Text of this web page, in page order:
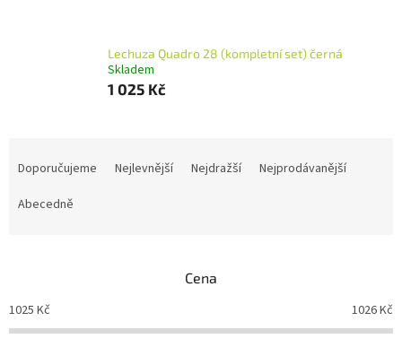
Lechuza Quadro 28 (kompletní set) černá
Skladem
1 025 Kč
o
d
Doporučujeme Nejlevnější Nejdražší
Nejprodávanější
Abecedně
Cena
1025 Kč 1026Kč